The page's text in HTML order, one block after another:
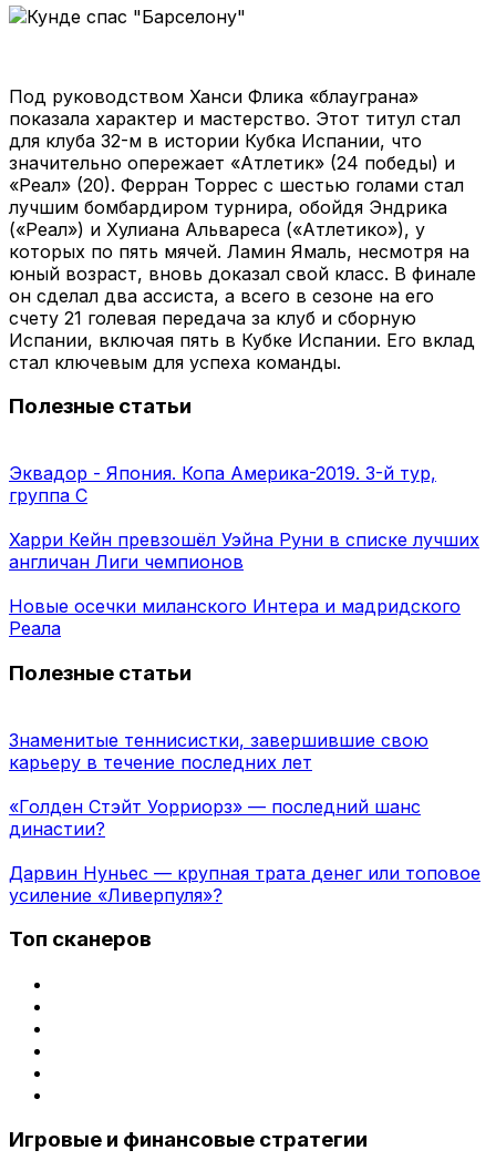
Под руководством Ханси Флика «блауграна»
показала характер и мастерство. Этот титул стал
для клуба 32-м в истории Кубка Испании, что
значительно опережает «Атлетик» (24 победы) и
«Реал» (20). Ферран Торрес с шестью голами стал
лучшим бомбардиром турнира, обойдя Эндрика
(«Реал») и Хулиана Альвареса («Атлетико»), у
которых по пять мячей. Ламин Ямаль, несмотря на
юный возраст, вновь доказал свой класс. В финале
он сделал два ассиста, а всего в сезоне на его
счету 21 голевая передача за клуб и сборную
Испании, включая пять в Кубке Испании. Его вклад
стал ключевым для успеха команды.
Полезные статьи
Эквадор - Япония. Копа Америка-2019. 3-й тур,
группа C
Харри Кейн превзошёл Уэйна Руни в списке лучших
англичан Лиги чемпионов
Новые осечки миланского Интера и мадридского
Реала
Полезные статьи
Знаменитые теннисистки, завершившие свою
карьеру в течение последних лет
«Голден Стэйт Уорриорз» — последний шанс
династии?
Дарвин Нуньес — крупная трата денег или топовое
усиление «Ливерпуля»?
Топ сканеров
Игровые и финансовые стратегии